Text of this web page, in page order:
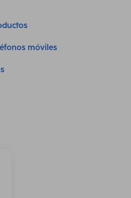
móviles